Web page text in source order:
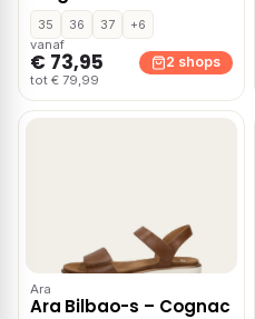
35 36 37
+6
vanaf
€ 73,95
tot € 79,99
2 shops
Ara
Ara Bilbao-s – Cognac